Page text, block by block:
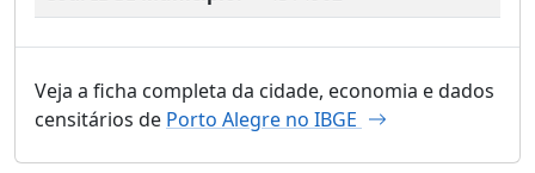
Veja a ficha completa da cidade, economia e dados
censitários de Porto Alegre no IBGE